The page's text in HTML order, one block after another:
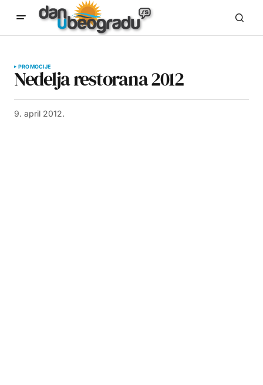
PROMOCIJE
Nedelja restorana 2012
9. april 2012.